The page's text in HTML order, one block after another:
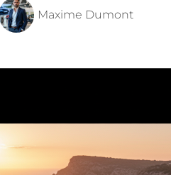
Maxime Dumont